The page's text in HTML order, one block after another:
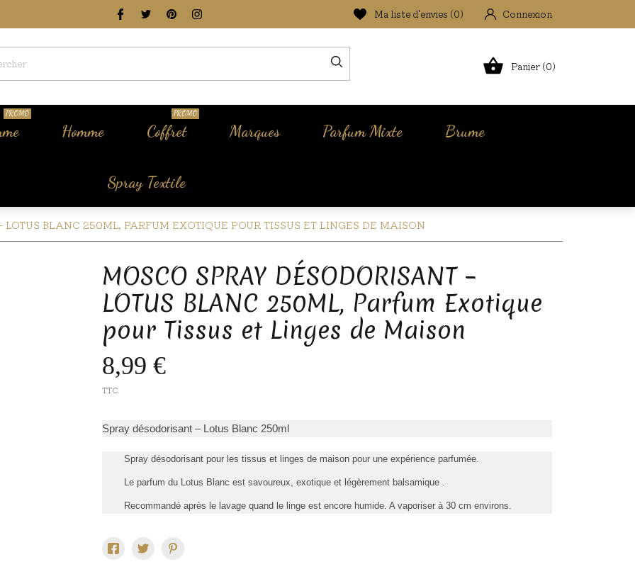
Ma liste d'envies (0) Connexion
 Panier (0)
PROMO
Homme Coffret
PROMO
Marques Parfum Mixte Brume
Spray Textile
LOTUS BLANC 250ML, PARFUM EXOTIQUE POUR TISSUS ET LINGES DE MAISON
MOSCO SPRAY DÉSODORISANT –
LOTUS BLANC 250ML, Parfum Exotique
pour Tissus et Linges de Maison
8,99 €
TTC
Spray désodorisant – Lotus Blanc 250ml
Spray désodorisant pour les tissus et linges de maison pour une expérience parfumée.
Le parfum du Lotus Blanc est savoureux, exotique et légèrement balsamique .
Recommandé après le lavage quand le linge est encore humide. A vaporiser à 30 cm environs.